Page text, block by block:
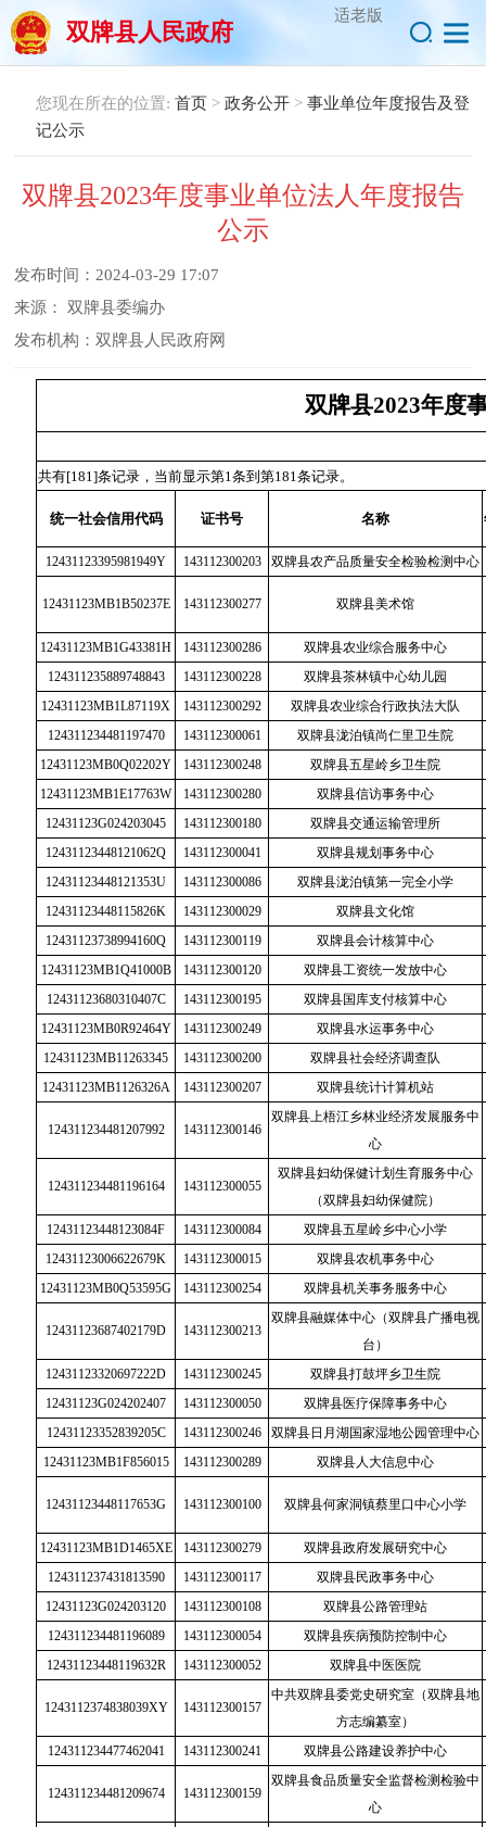
适老版
双牌县人民政府
您现在所在的位置: 首页 > 政务公开 > 事业单位年度报告及登
记公示
双牌县2023年度事业单位法人年度报告
公示
发布时间： 2024-03-29 17:07
来源： 双牌县委编办
发布机构： 双牌县人民政府网
双牌县2023年度
共有[181]条记录，当前显示第1条到第181条记录。
统一社会信用代码 证书号 名称
12431123395981949Y 143112300203 双牌县农产品质量安全检验检测中心
12431123MB1B50237E 143112300277 双牌县美术馆
12431123MB1G43381H 143112300286
双牌县农业综合服务中心
124311235889748843
143112300228
双牌县茶林镇中心幼儿园
12431123MB1L87119X
143112300292
双牌县农业综合行政执法大队
124311234481197470
143112300061
双牌县泷泊镇尚仁里卫生院
12431123MB0Q02202Y
143112300248
双牌县五星岭乡卫生院
12431123MB1E17763W
143112300280
双牌县信访事务中心
12431123G024203045
143112300180
双牌县交通运输管理所
12431123448121062Q
143112300041
双牌县规划事务中心
12431123448121353U
143112300086
双牌县泷泊镇第一完全小学
12431123448115826K
143112300029
双牌县文化馆
12431123738994160Q
143112300119
双牌县会计核算中心
12431123MB1Q41000B
143112300120
双牌县工资统一发放中心
12431123680310407C
143112300195
双牌县国库支付核算中心
12431123MB0R92464Y
143112300249
双牌县水运事务中心
12431123MB11263345
143112300200
双牌县社会经济调查队
12431123MB1126326A
143112300207 双牌县统计计算机站
124311234481207992 143112300146
双牌县上梧江乡林业经济发展服务中
心
124311234481196164 143112300055
双牌县妇幼保健计划生育服务中心
（双牌县妇幼保健院）
12431123448123084F
143112300084
双牌县五星岭乡中心小学
12431123006622679K
143112300015
双牌县农机事务中心
12431123MB0Q53595G
143112300254 双牌县机关事务服务中心
12431123687402179D 143112300213
双牌县融媒体中心（双牌县广播电视
台）
12431123320697222D
143112300245
双牌县打鼓坪乡卫生院
12431123G024202407
143112300050
双牌县医疗保障事务中心
12431123352839205C
143112300246
双牌县日月湖国家湿地公园管理中心
12431123MB1F856015
143112300289 双牌县人大信息中心
12431123448117653G 143112300100 双牌县何家洞镇蔡里口中心小学
12431123MB1D1465XE 143112300279
双牌县政府发展研究中心
124311237431813590
143112300117
双牌县民政事务中心
12431123G024203120
143112300108
双牌县公路管理站
124311234481196089
143112300054
双牌县疾病预防控制中心
12431123448119632R
143112300052 双牌县中医医院
1243112374838039XY 143112300157
中共双牌县委党史研究室（双牌县地
方志编纂室）
124311234477462041
143112300241 双牌县公路建设养护中心
124311234481209674 143112300159
双牌县食品质量安全监督检测检验中
心